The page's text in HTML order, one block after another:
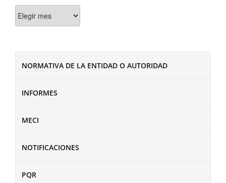
NORMATIVA DE LA ENTIDAD O AUTORIDAD
INFORMES
MECI
NOTIFICACIONES
PQR